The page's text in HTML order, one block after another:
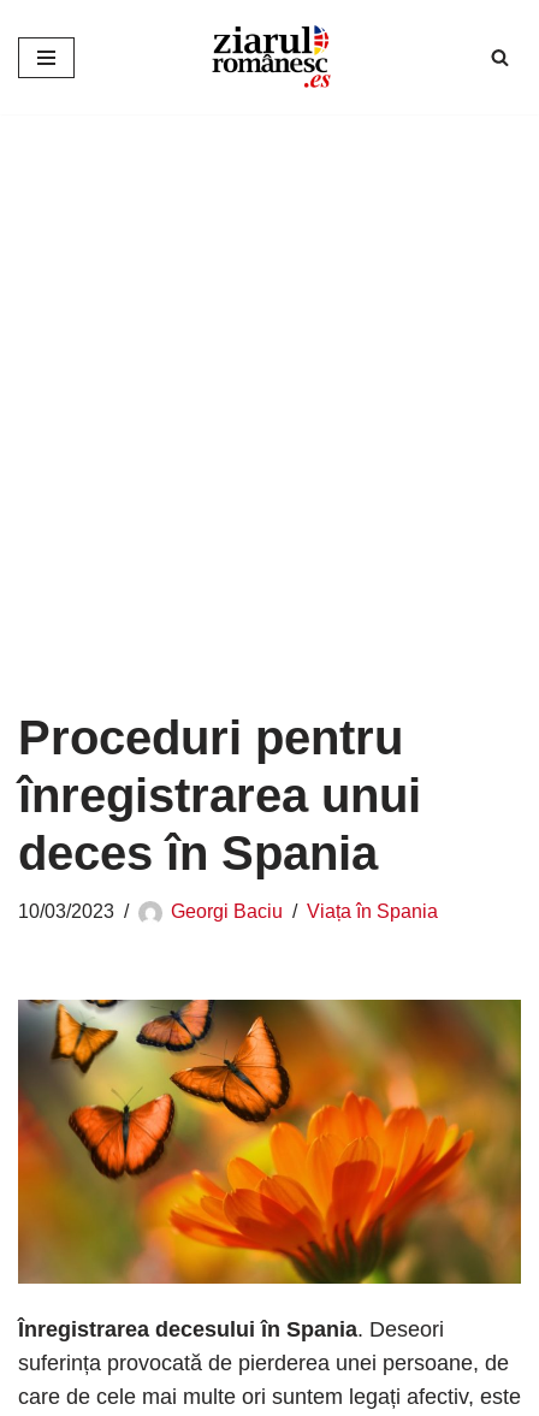
Sari
Proceduri pentru
înregistrarea unui
deces în Spania
10/03/2023 Georgi Baciu Viața în Spania
Înregistrarea decesului în Spania. Deseori
suferința provocată de pierderea unei persoane, de
care de cele mai multe ori suntem legați afectiv, este